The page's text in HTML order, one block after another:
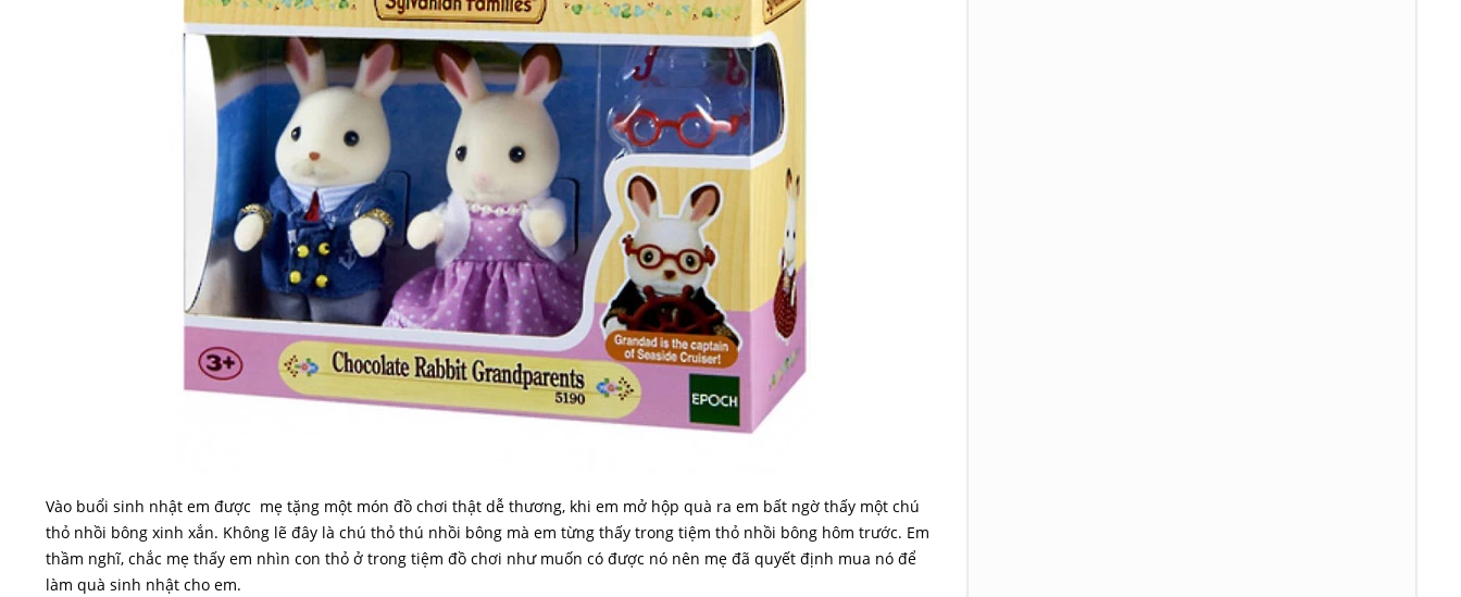
Vào buổi sinh nhật em được mẹ tặng một món đồ chơi thật dễ thương, khi em mở hộp quà ra em bất ngờ thấy một chú
thỏ nhồi bông xinh xắn. Không lẽ đây là chú thỏ thú nhồi bông mà em từng thấy trong tiệm thỏ nhồi bông hôm trước. Em
thầm nghĩ, chắc mẹ thấy em nhìn con thỏ ở trong tiệm đồ chơi như muốn có được nó nên mẹ đã quyết định mua nó để
làm quà sinh nhật cho em.